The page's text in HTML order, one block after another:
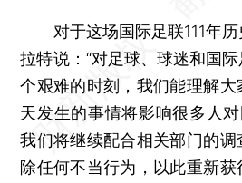
对于这场国际足联111年历
拉特说：“对足球、球迷和国
个艰难的时刻，我们能理解
天发生的事情将影响很多人
我们将继续配合相关部门的
除任何不当行为，以此重新